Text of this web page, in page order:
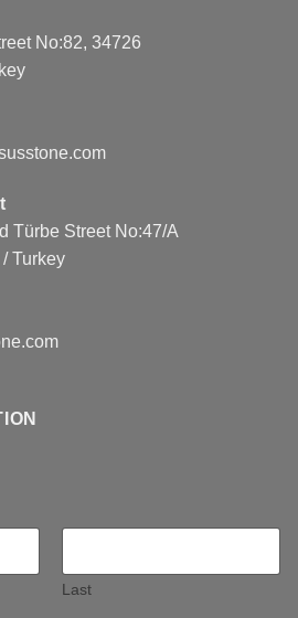
No:82, 34726
Türbe Street No:47/A
Turkey
Last